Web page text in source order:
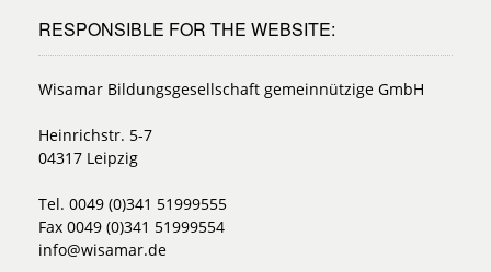
RESPONSIBLE FOR THE WEBSITE:
Wisamar Bildungsgesellschaft gemeinnützige GmbH
Heinrichstr. 5-7
04317 Leipzig
Tel. 0049 (0)341 51999555
Fax 0049 (0)341 51999554
info@wisamar.de